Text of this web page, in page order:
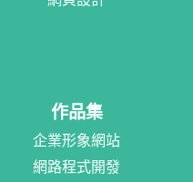
作品集
企業形象網站
網路程式開發